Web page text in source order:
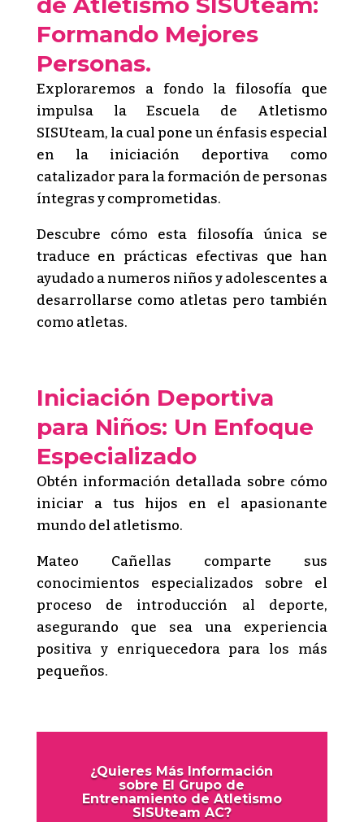
Formando Mejores
Personas.
Exploraremos a fondo la filosofía que
impulsa la Escuela de Atletismo
SISUteam, la cual pone un énfasis especial
en la iniciación deportiva como
catalizador para la formación de personas
íntegras y comprometidas.
Descubre cómo esta filosofía única se
traduce en prácticas efectivas que han
ayudado a numeros niños y adolescentes a
desarrollarse como atletas pero también
como atletas.
Iniciación Deportiva
para Niños: Un Enfoque
Especializado
Obtén información detallada sobre cómo
iniciar a tus hijos en el apasionante
mundo del atletismo.
Mateo Cañellas comparte sus
conocimientos especializados sobre el
proceso de introducción al deporte,
asegurando que sea una experiencia
positiva y enriquecedora para los más
pequeños.
¿Quieres Más Información
sobre El Grupo de
Entrenamiento de Atletismo
SISUteam AC?